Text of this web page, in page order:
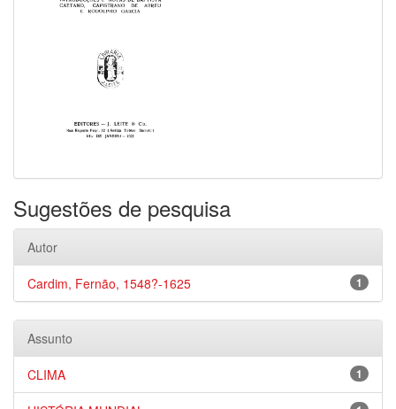
Sugestões de pesquisa
Autor
1
Cardim, Fernão, 1548?-1625
Assunto
1
CLIMA